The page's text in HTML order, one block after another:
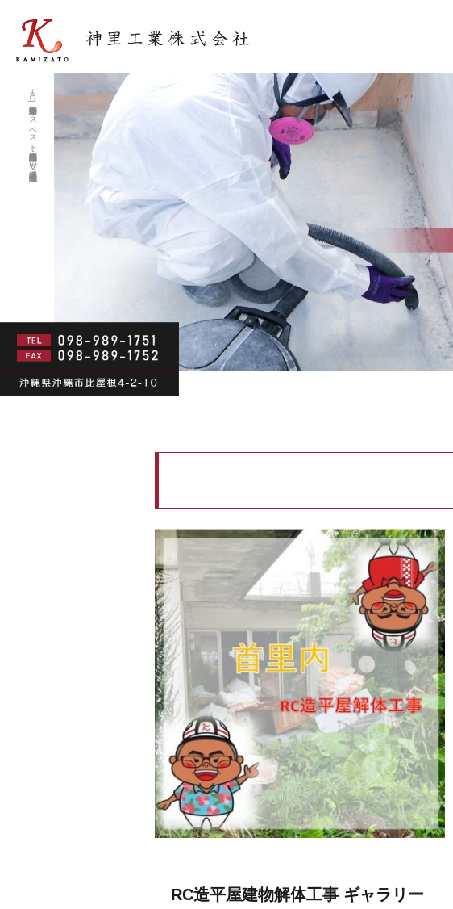
RC造平屋建物解体工事|アスベスト除去調査・住宅解体工事が安い沖縄業者 神里工業株式会社
RC造平屋建物解体工事 ギャラリー